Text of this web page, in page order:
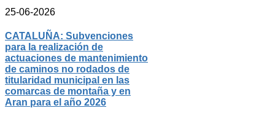
25-06-2026
CATALUÑA: Subvenciones
para la realización de
actuaciones de mantenimiento
de caminos no rodados de
titularidad municipal en las
comarcas de montaña y en
Aran para el año 2026